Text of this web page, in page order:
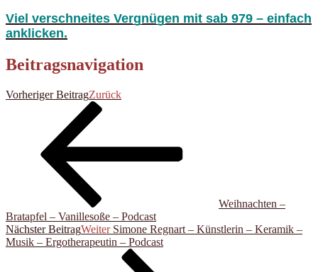
Viel verschneites Vergnügen mit sab 979 – einfach
anklicken.
Beitragsnavigation
Vorheriger BeitragZurück
Weihnachten –
Bratapfel – Vanillesoße – Podcast
Nächster BeitragWeiter Simone Regnart – Künstlerin – Keramik –
Musik – Ergotherapeutin – Podcast